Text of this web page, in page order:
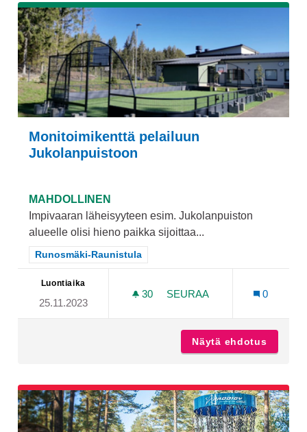
Monitoimikenttä pelailuun
Jukolanpuistoon
MAHDOLLINEN
Impivaaran läheisyyteen esim. Jukolanpuiston
alueelle olisi hieno paikka sijoittaa...
Rajaa tulokset teeman mukaan: Runosmäki-Raunistula
Runosmäki-Raunistula
Luontiaika
25.11.2023
30 30 SEURAAJAA
SEURAA
0
Näytä ehdotus